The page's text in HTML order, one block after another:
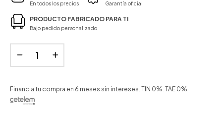
En todos los precios Garantía oficial
PRODUCTO FABRICADO PARA TI
Bajo pedido personalizado
Financia tu compra en 6 meses sin intereses. TIN 0%. TAE 0%